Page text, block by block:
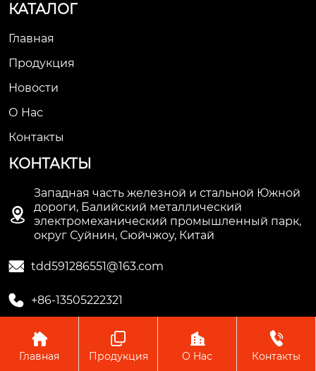
КАТАЛОГ
Главная
Продукция
Новости
О Hас
Контакты
КОНТАКТЫ

Западная часть железной и стальной Южной
дороги, Балийский металлический
электромеханический промышленный парк,
округ Суйнин, Сюйчжоу, Китай
 tdd591286551@163.com
 +86-13505222321
Copyright © ООО Производство труб Сюйчжоу Лонгцзян

Главная

Продукция

О Hас

Контакты